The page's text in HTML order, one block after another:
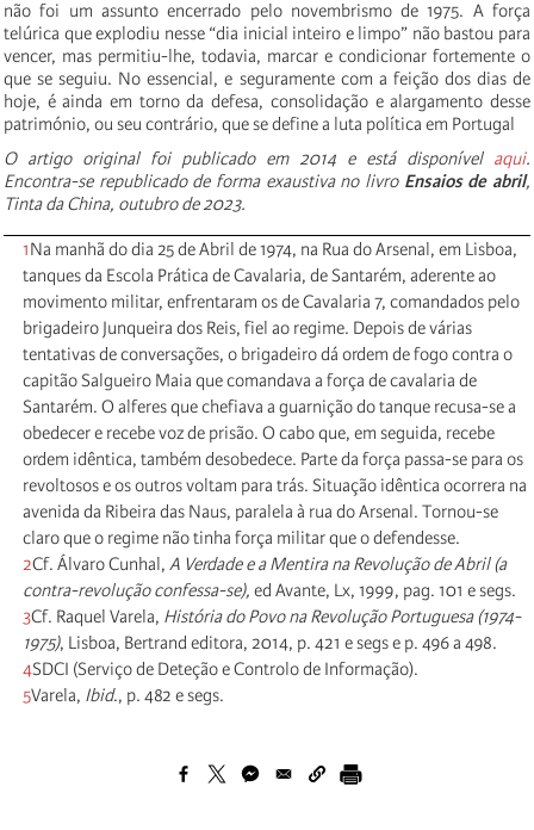
não foi um assunto encerrado pelo novembrismo de 1975. A força
telúrica que explodiu nesse “dia inicial inteiro e limpo” não bastou para
vencer, mas permitiu-lhe, todavia, marcar e condicionar fortemente o
que se seguiu. No essencial, e seguramente com a feição dos dias de
hoje, é ainda em torno da defesa, consolidação e alargamento desse
património, ou seu contrário, que se define a luta política em Portugal
O artigo original foi publicado em 2014 e está disponível aqui.
Encontra-se republicado de forma exaustiva no livro Ensaios de abril,
Tinta da China, outubro de 2023.
1Na manhã do dia 25 de Abril de 1974, na Rua do Arsenal, em Lisboa,
tanques da Escola Prática de Cavalaria, de Santarém, aderente ao
movimento militar, enfrentaram os de Cavalaria 7, comandados pelo
brigadeiro Junqueira dos Reis, fiel ao regime. Depois de várias
tentativas de conversações, o brigadeiro dá ordem de fogo contra o
capitão Salgueiro Maia que comandava a força de cavalaria de
Santarém. O alferes que chefiava a guarnição do tanque recusa-se a
obedecer e recebe voz de prisão. O cabo que, em seguida, recebe
ordem idêntica, também desobedece. Parte da força passa-se para os
revoltosos e os outros voltam para trás. Situação idêntica ocorrera na
avenida da Ribeira das Naus, paralela à rua do Arsenal. Tornou-se
claro que o regime não tinha força militar que o defendesse.
2Cf. Álvaro Cunhal, A Verdade e a Mentira na Revolução de Abril (a
contra-revolução confessa-se), ed Avante, Lx, 1999, pag. 101 e segs.
3Cf. Raquel Varela, História do Povo na Revolução Portuguesa (1974-
1975), Lisboa, Bertrand editora, 2014, p. 421 e segs e p. 496 a 498.
4SDCI (Serviço de Deteção e Controlo de Informação).
5Varela, Ibid., p. 482 e segs.